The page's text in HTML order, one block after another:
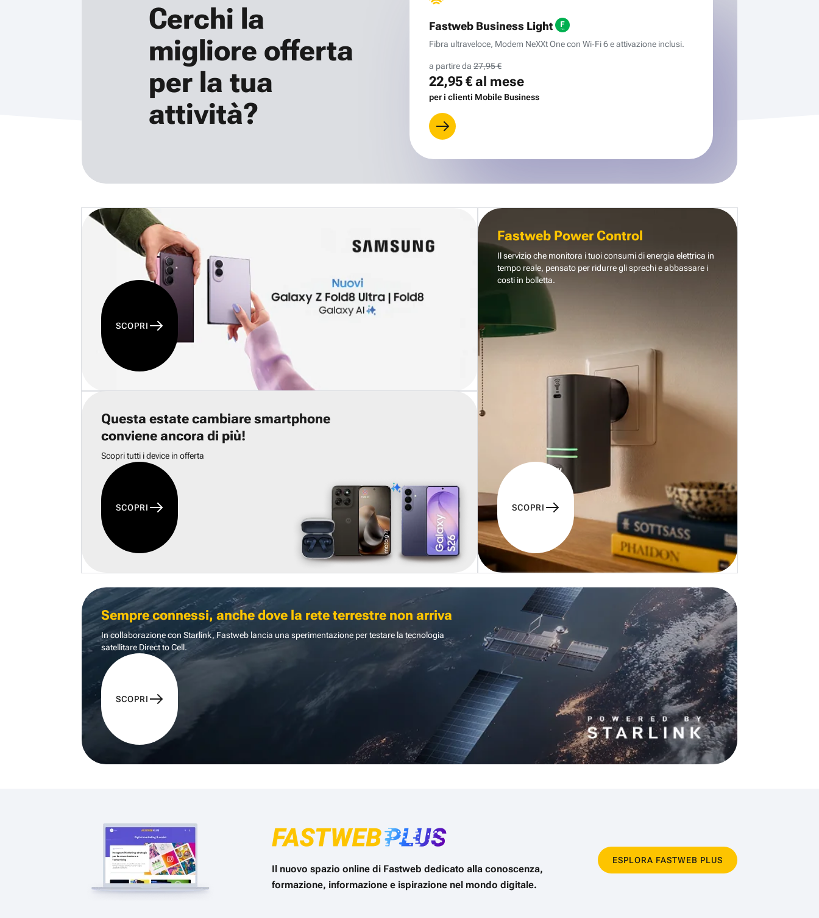
Cerchi la
migliore offerta
per la tua
attività?
Fastweb Business Light
Fibra ultraveloce, Modem NeXXt One con Wi‑Fi 6 e attivazione inclusi.
a partire da 27,95 €
22,95 €al mese
per i clienti Mobile Business
SCOPRI
Questa estate cambiare smartphone
conviene ancora di più!
Scopri tutti i device in offerta
SCOPRI
Fastweb Power Control
Il servizio che monitora i tuoi consumi di energia elettrica in
tempo reale, pensato per ridurre gli sprechi e abbassare i
costi in bolletta.
SCOPRI
Sempre connessi, anche dove la rete terrestre non arriva
In collaborazione con Starlink, Fastweb lancia una sperimentazione per testare la tecnologia
satellitare Direct to Cell.
SCOPRI
Il nuovo spazio online di Fastweb dedicato alla conoscenza,
formazione, informazione e ispirazione nel mondo digitale.
ESPLORA FASTWEB PLUS